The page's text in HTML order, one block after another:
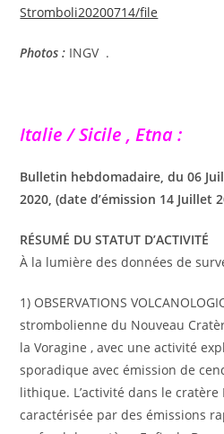
Stromboli20200714/file
Photos : INGV .
Italie / Sicile , Etna :
Bulletin hebdomadaire, du 06
2020, (date d’émission 14 Juillet
RÉSUMÉ DU STATUT D’ACTIVITÉ
À la lumière des données de
1) OBSERVATIONS
strombolienne du Nouveau
la Voragine , avec une activité
sporadique avec émission de
lithique. L’activité dans le cratère
caractérisée par des émissions